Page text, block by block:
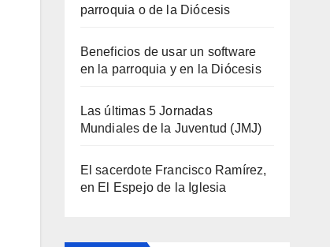
parroquia o de la Diócesis
Beneficios de usar un software
en la parroquia y en la Diócesis
Las últimas 5 Jornadas
Mundiales de la Juventud (JMJ)
El sacerdote Francisco Ramírez,
en El Espejo de la Iglesia